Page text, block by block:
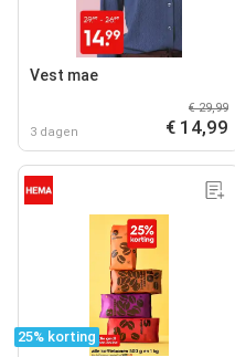
Vest mae
3 dagen
€ 29,99
€ 14,99
25% korting